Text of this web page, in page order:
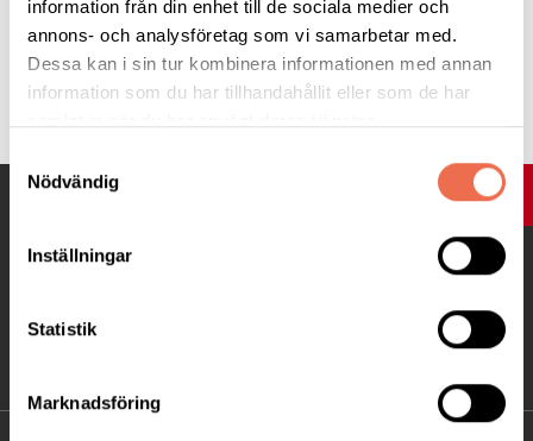
information från din enhet till de sociala medier och
annons- och analysföretag som vi samarbetar med.
Dessa kan i sin tur kombinera informationen med annan
information som du har tillhandahållit eller som de har
Nödvändig
Inställningar
Statistik
Marknadsföring
Tipsa
UPP